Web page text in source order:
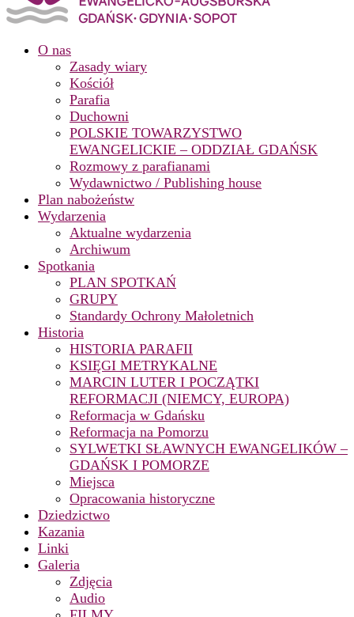
O nas
Zasady wiary
Kościół
Parafia
Duchowni
POLSKIE TOWARZYSTWO
EWANGELICKIE – ODDZIAŁ GDAŃSK
Rozmowy z parafianami
Wydawnictwo / Publishing house
Plan nabożeństw
Wydarzenia
Aktualne wydarzenia
Archiwum
Spotkania
PLAN SPOTKAŃ
GRUPY
Standardy Ochrony Małoletnich
Historia
HISTORIA PARAFII
KSIĘGI METRYKALNE
MARCIN LUTER I POCZĄTKI
REFORMACJI (NIEMCY, EUROPA)
Reformacja w Gdańsku
Reformacja na Pomorzu
SYLWETKI SŁAWNYCH EWANGELIKÓW –
GDAŃSK I POMORZE
Miejsca
Opracowania historyczne
Dziedzictwo
Kazania
Linki
Galeria
Zdjęcia
Audio